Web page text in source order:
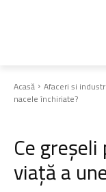
Acasă Afaceri si
nacele închiriate?
Ce
viață a